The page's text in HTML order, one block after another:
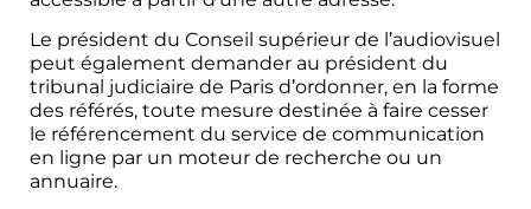
Le président du Conseil supérieur de l’audiovisuel
peut également demander au président du
tribunal judiciaire de Paris d’ordonner, en la forme
des référés, toute mesure destinée à faire cesser
le référencement du service de communication
en ligne par un moteur de recherche ou un
annuaire.